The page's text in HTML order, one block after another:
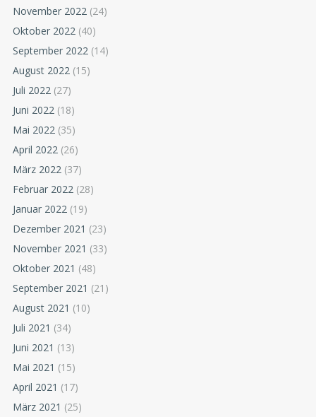
November 2022 (24)
Oktober 2022 (40)
September 2022 (14)
August 2022 (15)
Juli 2022 (27)
Juni 2022 (18)
Mai 2022 (35)
April 2022 (26)
März 2022 (37)
Februar 2022 (28)
Januar 2022 (19)
Dezember 2021 (23)
November 2021 (33)
Oktober 2021 (48)
September 2021 (21)
August 2021 (10)
Juli 2021 (34)
Juni 2021 (13)
Mai 2021 (15)
April 2021 (17)
März 2021 (25)